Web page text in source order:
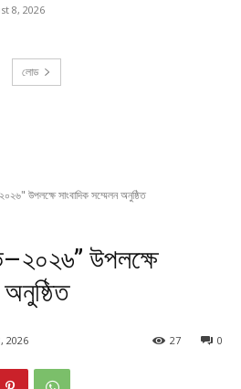
8, 2026
লোড